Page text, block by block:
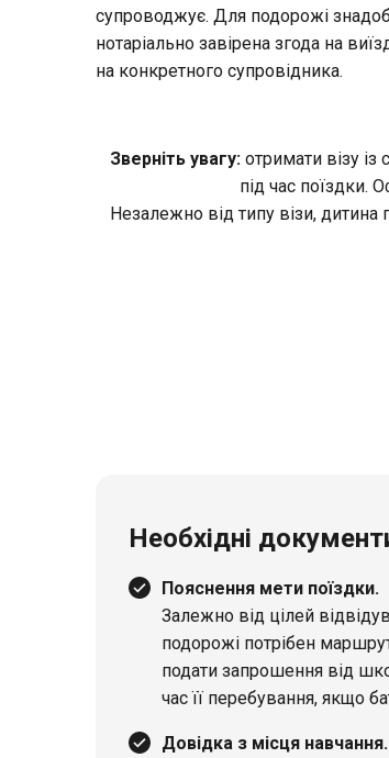
супроводжує. Для подорожі
нотаріально завірена згода на
на конкретного супровідника.
Зверніть увагу: отримати візу
під час поїздки.
Незалежно від типу візи,
Необхідні
Пояснення мети поїздки.
Залежно від цілей
подорожі потрібен
подати запрошення від
час її перебування, якщо
Довідка з місця навчання.